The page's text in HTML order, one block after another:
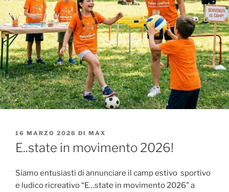
PUBBLICATO
IL
16 MARZO 2026 DI MAX
E..state in movimento 2026!
Siamo entusiasti di annunciare il camp estivo sportivo
e ludico ricreativo “E…state in movimento 2026” a